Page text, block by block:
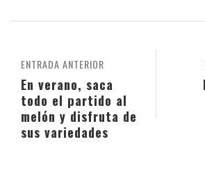
ENTRADA ANTERIOR
En verano, saca
todo el partido al
melón y disfruta de
sus variedades